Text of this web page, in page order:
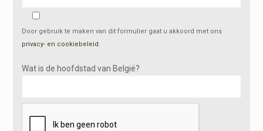
Door gebruik te maken van dit formulier gaat u akkoord met ons
privacy- en cookiebeleid.
Wat is de hoofdstad van België?